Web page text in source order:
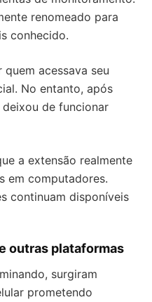
renomeado para
conhecido.
acessava seu
No entanto, após
de funcionar
a extensão realmente
em computadores.
continuam disponíveis
outras plataformas
surgiram
prometendo